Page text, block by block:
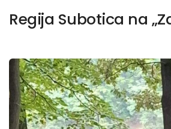
Regija Subotica na